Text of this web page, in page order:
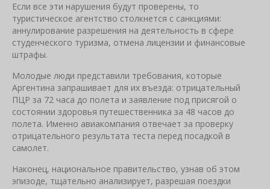
Если все эти нарушения будут проверены, то
туристическое агентство столкнется с санкциями:
аннулирование разрешения на деятельность в сфере
студенческого туризма, отмена лицензии и финансовые
штрафы.
Молодые люди представили требования, которые
Аргентина запрашивает для их въезда: отрицательный
ПЦР за 72 часа до полета и заявление под присягой о
состоянии здоровья путешественника за 48 часов до
полета. Именно авиакомпания отвечает за проверку
отрицательного результата теста перед посадкой в ​​
самолет.
Наконец, национальное правительство, узнав об этом
эпизоде, тщательно анализирует, разрешая поездки